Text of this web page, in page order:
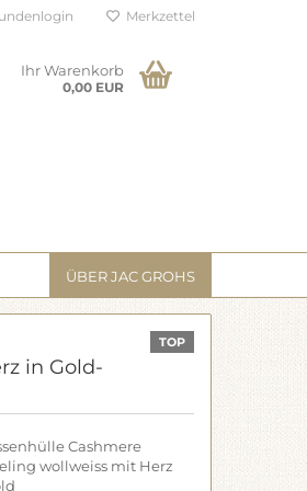
Merkzettel
Ihr Warenkorb
0,00 EUR
ÜBER JAC GROHS
TOP
in Gold-
Cashmere
wollweiss mit Herz